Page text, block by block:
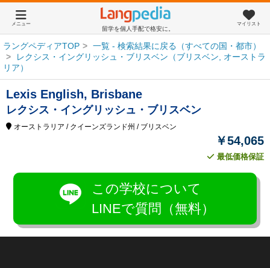
留学を個人手配で格安に。
メニュー マイリスト
ラングペディアTOP
一覧 - 検索結果に戻る（すべての国・都市）
レクシス・イングリッシュ・ブリスベン（ブリスベン, オーストラ
リア）
Lexis English, Brisbane
レクシス・イングリッシュ・ブリスベン
オーストラリア / クイーンズランド州 / ブリスベン
￥54,065
最低価格保証
この学校について
LINEで質問（無料）